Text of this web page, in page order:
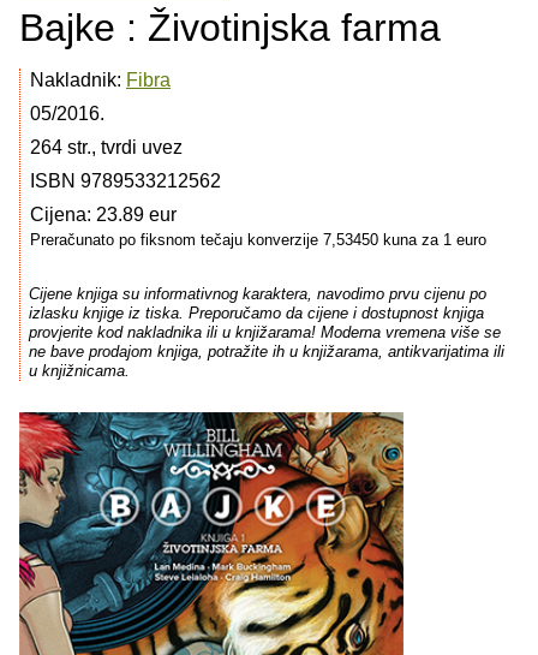
Bajke : Životinjska farma
Nakladnik: Fibra
05/2016.
264 str., tvrdi uvez
ISBN 9789533212562
Cijena: 23.89 eur
Preračunato po fiksnom tečaju konverzije 7,53450 kuna za 1 euro
Cijene knjiga su informativnog karaktera, navodimo prvu cijenu po
izlasku knjige iz tiska. Preporučamo da cijene i dostupnost knjiga
provjerite kod nakladnika ili u knjižarama! Moderna vremena više se
ne bave prodajom knjiga, potražite ih u knjižarama, antikvarijatima ili
u knjižnicama.